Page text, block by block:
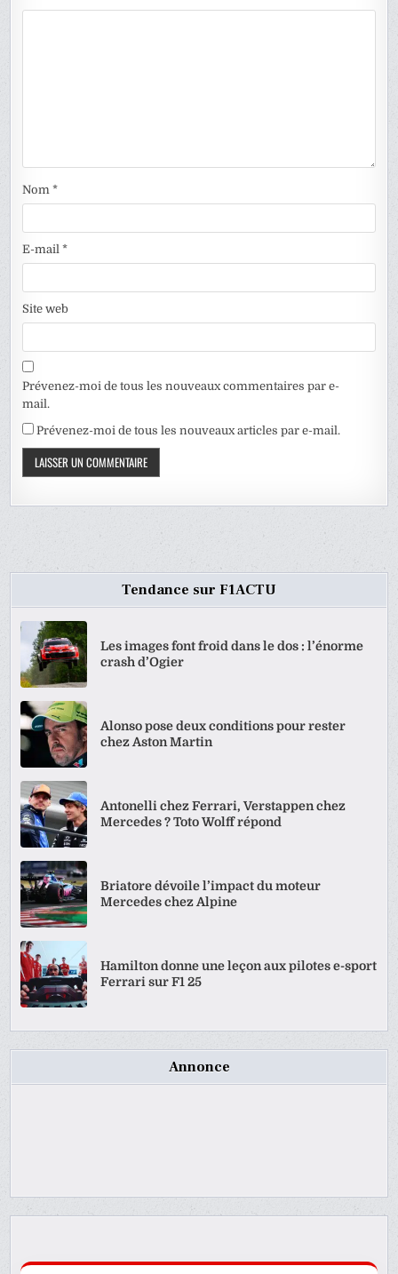
Nom*
E-mail*
Site web
Prévenez-moi de tous les nouveaux commentaires par e-
mail.
Prévenez-moi de tous les nouveaux articles par e-mail.
Tendance sur F1ACTU
Les images font froid dans le dos : l’énorme
crash d’Ogier
Alonso pose deux conditions pour rester
chez Aston Martin
Antonelli chez Ferrari, Verstappen chez
Mercedes ? Toto Wolff répond
Briatore dévoile l’impact du moteur
Mercedes chez Alpine
Hamilton donne une leçon aux pilotes e-sport
Ferrari sur F1 25
Annonce